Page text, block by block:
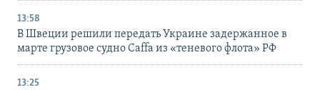
13:58
В Швеции решили передать Украине задержанное в
марте грузовое судно Caffa из «теневого флота» РФ
13:25